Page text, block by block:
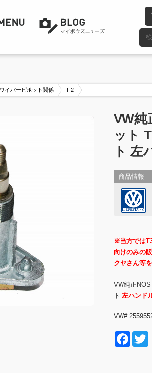
ワイパーピボット関係 T-2
VW純
ット
ト 左
※当方では
向けのみの
クヤさん等
VW純正
ト 左ハンド
VW#
F